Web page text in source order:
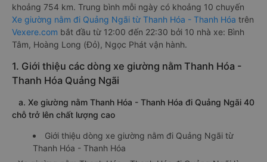
khoảng 754 km. Trung bình mỗi ngày có khoảng 10 chuyến
Xe giường nằm đi Quảng Ngãi từ Thanh Hóa - Thanh Hóa trên
Vexere.com bắt đầu từ 12:00 đến 22:30 bởi 10 nhà xe: Bình
Tâm, Hoàng Long (Đỏ), Ngọc Phát vận hành.
1. Giới thiệu các dòng xe giường nằm Thanh Hóa -
Thanh Hóa Quảng Ngãi
a. Xe giường nằm Thanh Hóa - Thanh Hóa đi Quảng Ngãi 40
chỗ trở lên chất lượng cao
Giới thiệu dòng xe giường nằm đi Quảng Ngãi từ
Thanh Hóa - Thanh Hóa